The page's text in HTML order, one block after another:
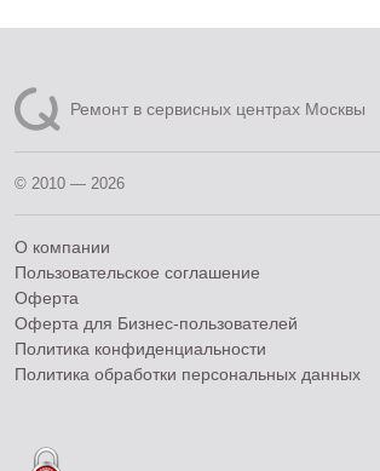
Ремонт в сервисных центрах Москвы
© 2010 — 2026
О компании
Пользовательское соглашение
Оферта
Оферта для Бизнес-пользователей
Политика конфиденциальности
Политика обработки персональных данных